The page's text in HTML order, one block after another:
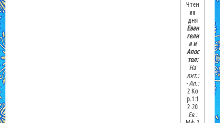
Чтен
ия
дня
Еван
гели
е и
Апос
тол:
На
лит.:
-Ап.:
2 Ко
р.1:1
2-20
Ев.: